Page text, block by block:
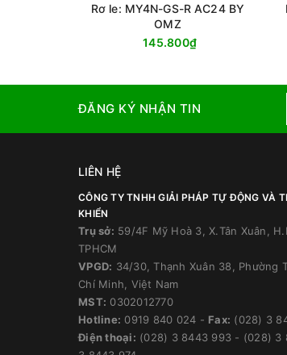
Rơ le: MY4N-GS-R AC24 BY
OMZ
145.800₫
ĐĂNG KÝ NHẬN TIN
LIÊN HỆ
CÔNG TY TNHH GIẢI PHÁP TỰ ĐỘNG VÀ
KHIỂN
Trụ sở: 59/4F Mỹ Hoà 3, X.Tân Xuân,
TPHCM
VPGD: 34/30, Thạnh Xuân 38, Phường
Chí Minh, Việt Nam
MST: 0302012770
Hotline: 0919 840 024 - Fax: (028) 3
Điện thoại: (028) 3 8443 993 - (028) 3